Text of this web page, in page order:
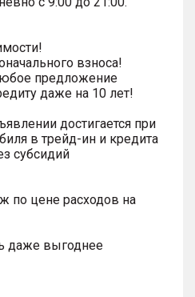
взноса!
предложение
даже на 10 лет!
достигается при
в трейд-ин и кредита
субсидий
по цене расходов на
даже выгоднее